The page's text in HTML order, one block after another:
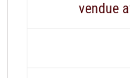
vendue